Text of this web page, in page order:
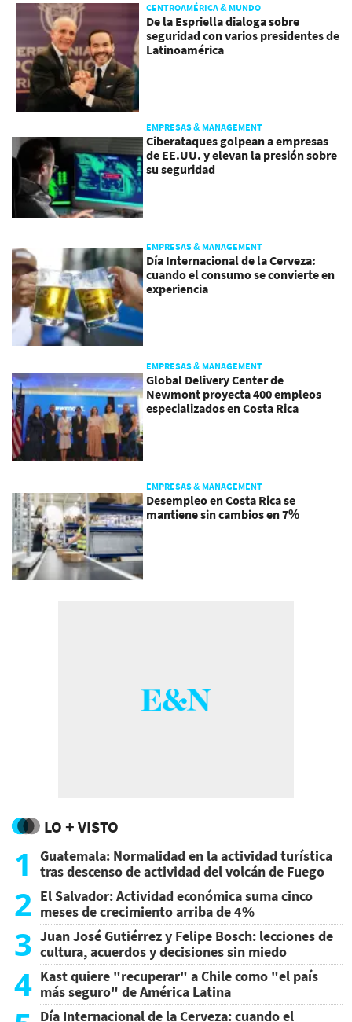
CENTROAMÉRICA & MUNDO
De la Espriella dialoga sobre
seguridad con varios presidentes de
Latinoamérica
EMPRESAS & MANAGEMENT
Ciberataques golpean a empresas
de EE.UU. y elevan la presión sobre
su seguridad
EMPRESAS & MANAGEMENT
Día Internacional de la Cerveza:
cuando el consumo se convierte en
experiencia
EMPRESAS & MANAGEMENT
Global Delivery Center de
Newmont proyecta 400 empleos
especializados en Costa Rica
EMPRESAS & MANAGEMENT
Desempleo en Costa Rica se
mantiene sin cambios en 7%
LO + VISTO
1
Guatemala: Normalidad en la actividad turística
tras descenso de actividad del volcán de Fuego
2 El Salvador: Actividad económica suma cinco
meses de crecimiento arriba de 4%
3 Juan José Gutiérrez y Felipe Bosch: lecciones de
cultura, acuerdos y decisiones sin miedo
4 Kast quiere "recuperar" a Chile como "el país
más seguro" de América Latina
Día Internacional de la Cerveza: cuando el